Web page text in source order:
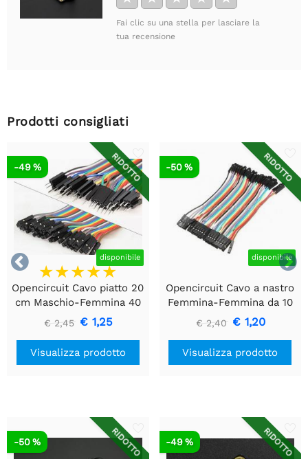
Fai clic su una stella per lasciare la
tua recensione
Prodotti consigliati


RIDOTTO
disponibile
-49 %
Opencircuit Cavo piatto 20
cm Maschio-Femmina 40
pezzi
€ 2,45 € 1,25
Visualizza prodotto
RIDOTTO
disponibile
-50 %
Opencircuit Cavo a nastro
Femmina-Femmina da 10
cm 40 pezzi
€ 2,40 € 1,20
Visualizza prodotto
RIDOTTO
-50 % RIDOTTO
-49 %